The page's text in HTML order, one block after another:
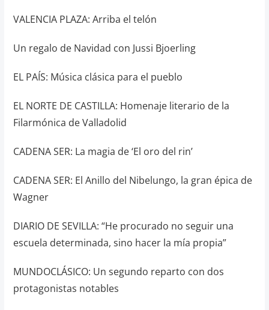
VALENCIA PLAZA: Arriba el telón
Un regalo de Navidad con Jussi Bjoerling
EL PAÍS: Música clásica para el pueblo
EL NORTE DE CASTILLA: Homenaje literario de la
Filarmónica de Valladolid
CADENA SER: La magia de ‘El oro del rin’
CADENA SER: El Anillo del Nibelungo, la gran épica de
Wagner
DIARIO DE SEVILLA: “He procurado no seguir una
escuela determinada, sino hacer la mía propia”
MUNDOCLÁSICO: Un segundo reparto con dos
protagonistas notables